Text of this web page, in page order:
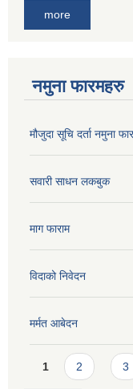
more
नमुना फारमहरु
मौजुदा सूचि दर्ता नमुना
सवारी साधन लकबुक
माग फाराम
विदाको निवेदन
मर्मत आबेदन
Pages
1 2 3